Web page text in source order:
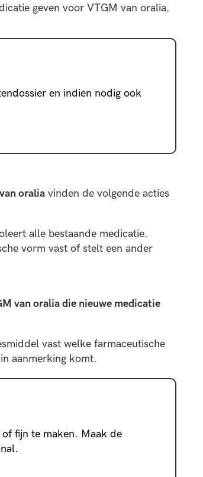
geven voor VTGM van oralia.
en indien nodig ook
oralia vinden de volgende acties
alle bestaande medicatie.
vorm vast of stelt een ander
van oralia die nieuwe medicatie
vast welke farmaceutische
aanmerking komt.
fijn te maken. Maak de